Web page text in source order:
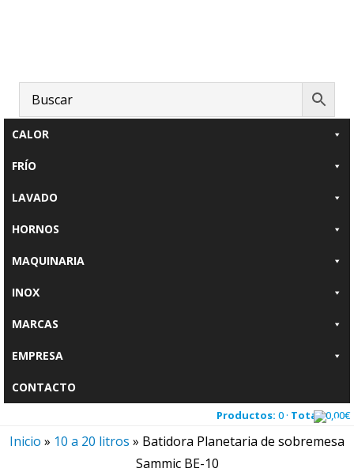
página
CALOR
FRÍO
LAVADO
HORNOS
MAQUINARIA
INOX
MARCAS
EMPRESA
CONTACTO
Productos: 0 · Total:0,00€
Inicio » 10 a 20 litros » Batidora Planetaria de sobremesa
Sammic BE-10